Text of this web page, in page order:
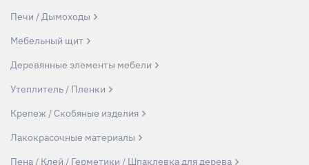
Печи / Дымоходы
Мебельный щит
Деревянные элементы мебели
Утеплитель / Пленки
Крепеж / Скобяные изделия
Лакокрасочные материалы
Пена / Клей / Герметики / Шпаклевка для дерева